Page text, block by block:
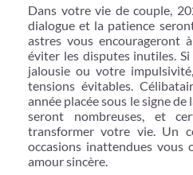
Dans votre vie de couple,
dialogue et la patience
astres vous encourageront
éviter les disputes inutiles.
jalousie ou votre
tensions évitables.
année placée sous le signe
seront nombreuses, et
transformer votre vie. Un
occasions inattendues vous
amour sincère.